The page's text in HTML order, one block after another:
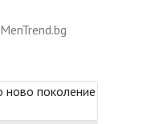
MenTrend.bg